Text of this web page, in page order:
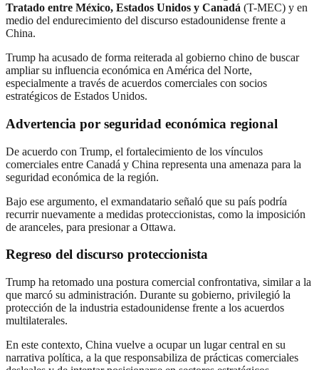
Tratado entre México, Estados Unidos y Canadá (T-MEC) y en
medio del endurecimiento del discurso estadounidense frente a
China.
Trump ha acusado de forma reiterada al gobierno chino de buscar
ampliar su influencia económica en América del Norte,
especialmente a través de acuerdos comerciales con socios
estratégicos de Estados Unidos.
Advertencia por seguridad económica regional
De acuerdo con Trump, el fortalecimiento de los vínculos
comerciales entre Canadá y China representa una amenaza para la
seguridad económica de la región.
Bajo ese argumento, el exmandatario señaló que su país podría
recurrir nuevamente a medidas proteccionistas, como la imposición
de aranceles, para presionar a Ottawa.
Regreso del discurso proteccionista
Trump ha retomado una postura comercial confrontativa, similar a la
que marcó su administración. Durante su gobierno, privilegió la
protección de la industria estadounidense frente a los acuerdos
multilaterales.
En este contexto, China vuelve a ocupar un lugar central en su
narrativa política, a la que responsabiliza de prácticas comerciales